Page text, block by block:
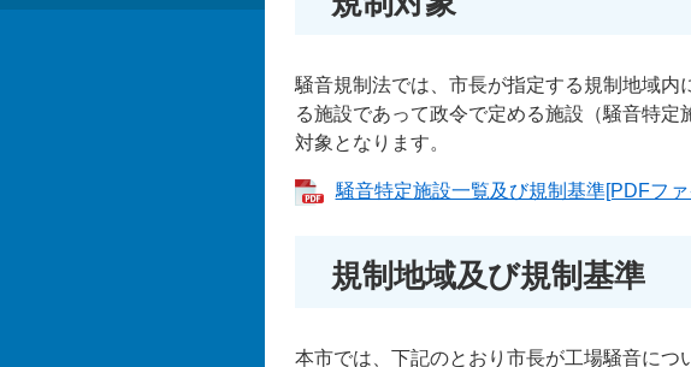
騒音規制法では、市長が指定する規制地域
る施設であって政令で定める施設（騒音特
対象となります。
騒音特定施設一覧及び規制基準[PDFフ
規制地域及び規制基準
本市では、下記のとおり市長が工場騒音につ